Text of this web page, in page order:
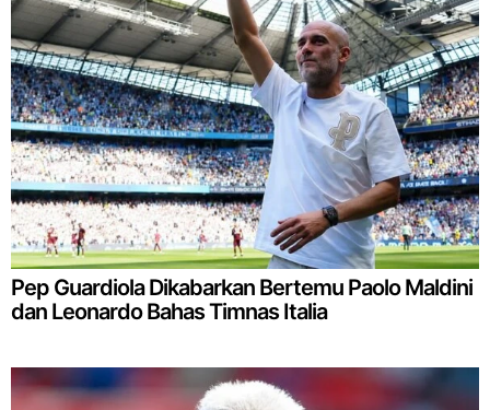
Pep Guardiola Dikabarkan Bertemu Paolo Maldini
dan Leonardo Bahas Timnas Italia